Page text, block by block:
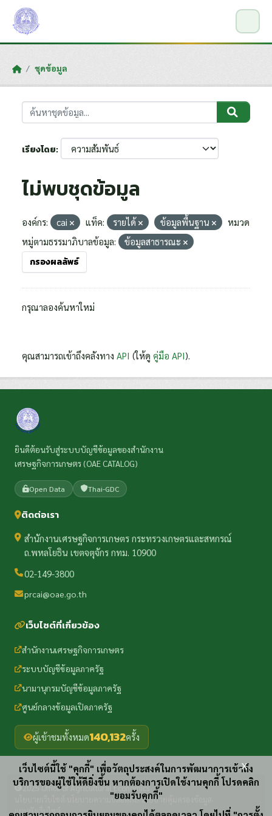
Skip to main content
ชุดข้อมูล
เรียงโดย
ไม่พบชุดข้อมูล
องค์กร: cai แท็ค: รายได้ ข้อมูลพื้นฐาน
หมวด
หมู่ตามธรรมาภิบาลข้อมูล:
ข้อมูลสาธารณะ
กรองผลลัพธ์
กรุณาลองค้นหาใหม่
คุณสามารถเข้าถึงคลังทาง API (ให้ดู คู่มือ API).
ยินดีต้อนรับสู่ระบบบัญชีข้อมูลของสำนักงาน
เศรษฐกิจการเกษตร (OAE CATALOG)
Open Data Thai-GDC
ติดต่อเรา
สำนักงานเศรษฐกิจการเกษตร กระทรวงเกษตรและสหกรณ์
ถ.พหลโยธิน เขตจตุจักร กทม. 10900
02-149-3800
prcai@oae.go.th
เว็บไซต์ที่เกี่ยวข้อง
สำนักงานเศรษฐกิจการเกษตร
ระบบบัญชีข้อมูลภาครัฐ
นามานุกรมบัญชีข้อมูลภาครัฐ
ศูนย์กลางข้อมูลเปิดภาครัฐ
ผู้เข้าชมทั้งหมด140,132ครั้ง
2025 Office of Agricultural Economics
นโยบายความปลอดภัย·นโยบายคุ้มครองข้อมูล
แผนผังเว็บไซต์
เว็บไซต์นี้ใช้ "คุกกี้" เพื่อวัตถุประสงค์ในการพัฒนาการเข้าถึง
บริการของผู้ใช้ให้ดียิ่งขึ้น หากต้องการเปิดใช้งานคุกกี้ โปรดคลิก
"ยอมรับคุกกี้"
x